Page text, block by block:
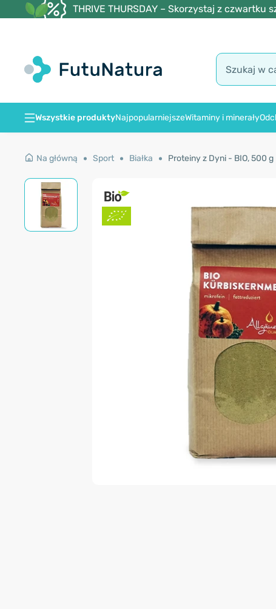
THRIVE THURSDAY – Skorzystaj z czwartku
Wszystkie produktyNajpopularniejszeWitaminy i minerały
Na główną Sport Białka Proteiny z Dyni - BIO, 500 g